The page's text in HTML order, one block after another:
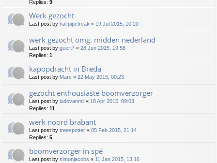
Replies: 9
Werk gezocht
Last post by halfpipefreak « 19 Jul 2015, 10:20
werk gezocht omg. midden nederland
Last post by geert7 « 28 Jun 2015, 19:58
Replies: 1
kapopdracht in Breda
Last post by Marc « 22 May 2015, 00:23
gezocht enthousiaste boomverzorger
Last post by ludovanmil « 18 Apr 2015, 09:03
Replies: 11
werk noord brabant
Last post by treespotter « 05 Feb 2015, 21:14
Replies: 5
boomverzorger in spé
Last post by simonjacobs « 11 Jan 2015, 13:16